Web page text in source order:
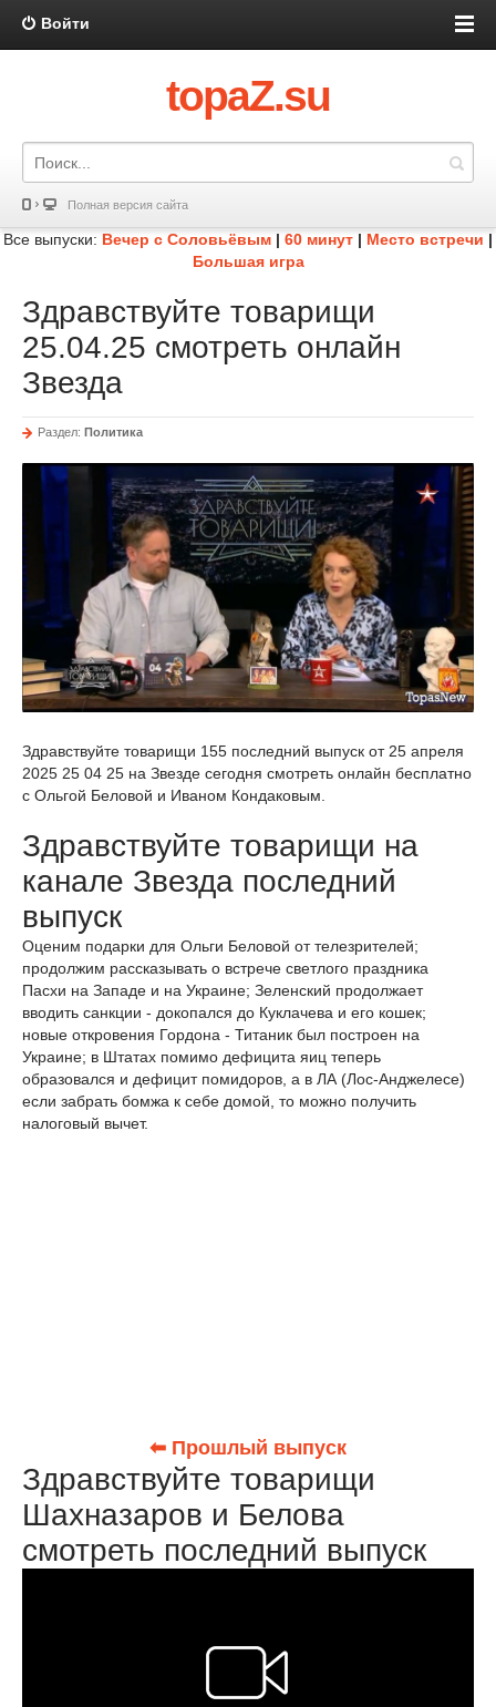
Войти
topaZ.su
Полная версия сайта
Все выпуски: Вечер с Соловьёвым | 60 минут | Место встречи |
Большая игра
Здравствуйте товарищи
25.04.25 смотреть онлайн
Звезда
Раздел: Политика
Здравствуйте товарищи 155 последний выпуск от 25 апреля
2025 25 04 25 на Звезде сегодня смотреть онлайн бесплатно
с Ольгой Беловой и Иваном Кондаковым.
Здравствуйте товарищи на
канале Звезда последний
выпуск
Оценим подарки для Ольги Беловой от телезрителей;
продолжим рассказывать о встрече светлого праздника
Пасхи на Западе и на Украине; Зеленский продолжает
вводить санкции - докопался до Куклачева и его кошек;
новые откровения Гордона - Титаник был построен на
Украине; в Штатах помимо дефицита яиц теперь
образовался и дефицит помидоров, а в ЛА (Лос-Анджелесе)
если забрать бомжа к себе домой, то можно получить
налоговый вычет.
⬅ Прошлый выпуск
Здравствуйте товарищи
Шахназаров и Белова
смотреть последний выпуск